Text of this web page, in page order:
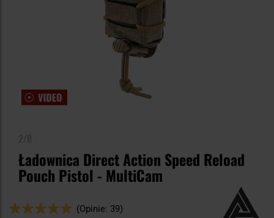
Ładownica Direct Action Speed Reload
Pouch Pistol - MultiCam
Ocena:
(Opinie: 39)